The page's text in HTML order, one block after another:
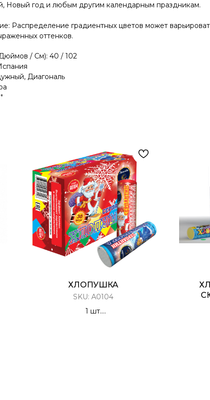
Новый год и любым другим календарным праздникам.
Распределение градиентных цветов может
оттенков.
/ См): 40 / 102
Диагональ
ХЛОПУШКА
SKU: А0104
1 шт.